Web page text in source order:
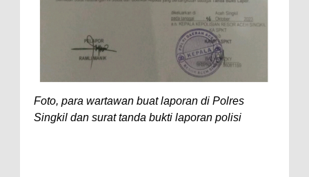
Foto, para wartawan buat laporan di Polres
Singkil dan surat tanda bukti laporan polisi